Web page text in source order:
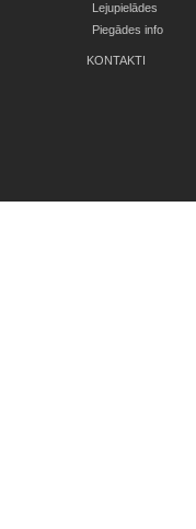
Lejupielādes
Piegādes info
KONTAKTI